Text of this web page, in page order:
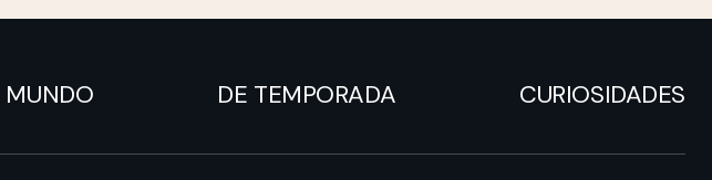
DE TEMPORADA CURIOSIDADES